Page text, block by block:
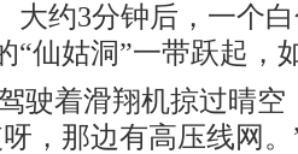
大约3分钟后，一个
“仙姑洞”一带跃起，
着滑翔机掠过晴空
，那边有高压线网